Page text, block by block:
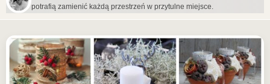
potrafią zamienić każdą przestrzeń w przytulne miejsce.